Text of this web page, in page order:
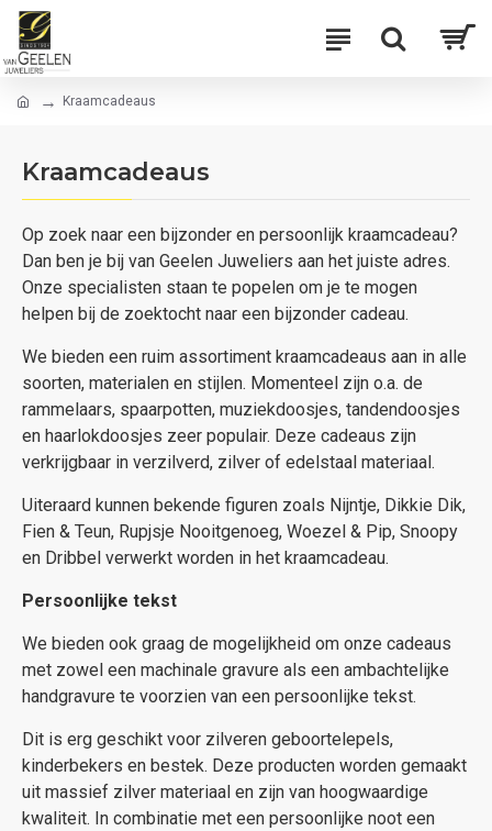
Kraamcadeaus
Kraamcadeaus
Op zoek naar een bijzonder en persoonlijk kraamcadeau?
Dan ben je bij van Geelen Juweliers aan het juiste adres.
Onze specialisten staan te popelen om je te mogen
helpen bij de zoektocht naar een bijzonder cadeau.
We bieden een ruim assortiment kraamcadeaus aan in alle
soorten, materialen en stijlen. Momenteel zijn o.a. de
rammelaars, spaarpotten, muziekdoosjes, tandendoosjes
en haarlokdoosjes zeer populair. Deze cadeaus zijn
verkrijgbaar in verzilverd, zilver of edelstaal materiaal.
Uiteraard kunnen bekende figuren zoals Nijntje, Dikkie Dik,
Fien & Teun, Rupjsje Nooitgenoeg, Woezel & Pip, Snoopy
en Dribbel verwerkt worden in het kraamcadeau.
Persoonlijke tekst
We bieden ook graag de mogelijkheid om onze cadeaus
met zowel een machinale gravure als een ambachtelijke
handgravure te voorzien van een persoonlijke tekst.
Dit is erg geschikt voor zilveren geboortelepels,
kinderbekers en bestek. Deze producten worden gemaakt
uit massief zilver materiaal en zijn van hoogwaardige
kwaliteit. In combinatie met een persoonlijke noot een